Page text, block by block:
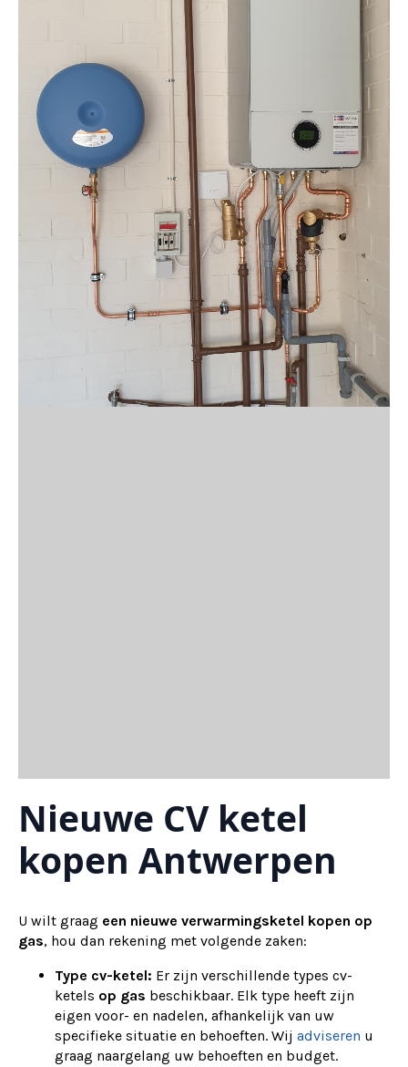
Nieuwe CV ketel
kopen Antwerpen
U wilt graag een nieuwe verwarmingsketel kopen op
gas, hou dan rekening met volgende zaken:
Type cv-ketel: Er zijn verschillende types cv-
ketels op gas beschikbaar. Elk type heeft zijn
eigen voor- en nadelen, afhankelijk van uw
specifieke situatie en behoeften. Wij adviseren u
graag naargelang uw behoeften en budget.